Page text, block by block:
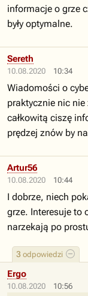
informacje o grze
były optymalne.
10.08.2020 10:34
Sereth
Wiadomości o
praktycznie nic
całkowitą ciszę
prędzej znów by
10.08.2020 10:44
3 odpowiedzi
Artur56
I dobrze, niech
grze. Interesuje to
narzekają po
10.08.2020 10:56
Ergo